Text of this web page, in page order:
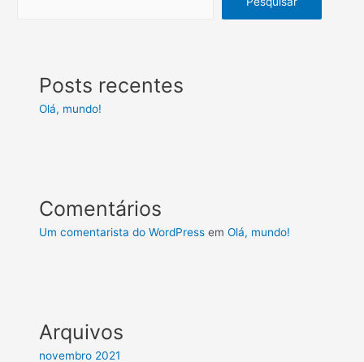
Posts recentes
Olá, mundo!
Comentários
Um comentarista do WordPress emOlá, mundo!
Arquivos
novembro 2021